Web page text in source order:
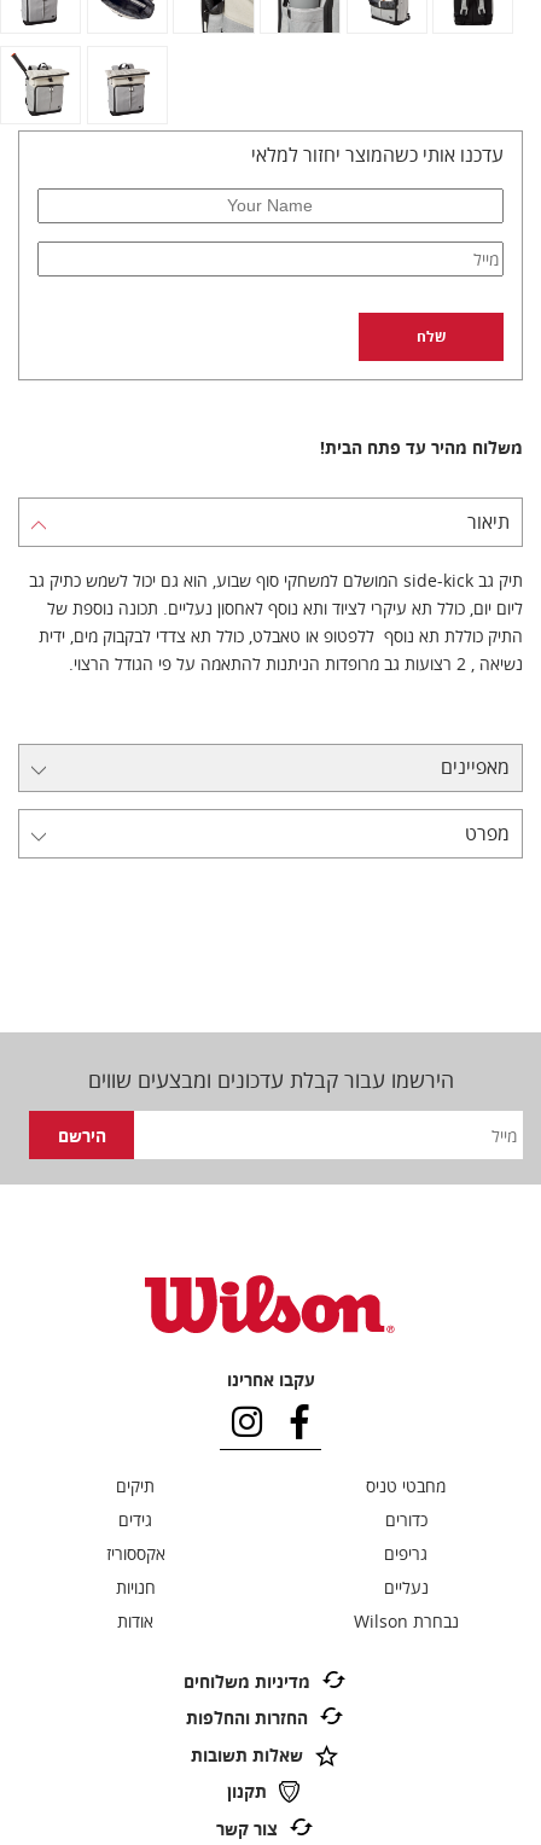
עדכנו אותי כשהמוצר יחזור למלאי
משלוח מהיר עד פתח הבית!
תיאור
תיק גב side-kick המושלם למשחקי סוף שבוע, הוא גם יכול לשמש כתיק גב
ליום יום, כולל תא עיקרי לציוד ותא נוסף לאחסון נעליים. תכונה נוספת של
התיק כוללת תא נוסף ללפטופ או טאבלט, כולל תא צדדי לבקבוק מים, ידית
נשיאה , 2 רצועות גב מרופדות הניתנות להתאמה על פי הגודל הרצוי.
מאפיינים
מפרט
הירשמו עבור קבלת עדכונים ומבצעים שווים
עקבו אחרינו
מחבטי טניס
תיקים
כדורים
גידים
גריפים
אקססוריז
נעליים
חנויות
נבחרת Wilson
אודות
מדיניות משלוחים
החזרות והחלפות
שאלות תשובות
תקנון
צור קשר